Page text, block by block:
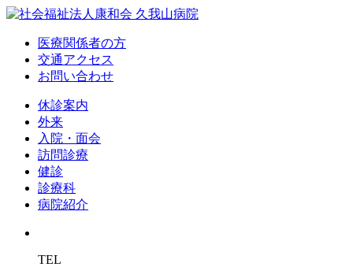
医療関係者の方
交通アクセス
お問い合わせ
休診案内
外来
入院・面会
訪問診療
健診
診療科
病院紹介
TEL